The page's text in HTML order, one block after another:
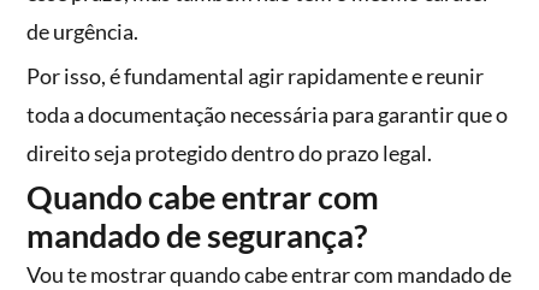
de urgência.
Por isso, é fundamental agir rapidamente e reunir
toda a documentação necessária para garantir que o
direito seja protegido dentro do prazo legal.
Quando cabe entrar com
mandado de segurança?
Vou te mostrar quando cabe entrar com mandado de